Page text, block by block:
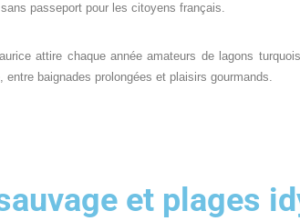
passeport pour les citoyens français.
attire chaque année amateurs de lagons
baignades prolongées et plaisirs gourmands.
et plages